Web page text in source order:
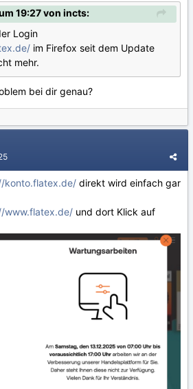
19:27 von incts:
Login
im Firefox seit dem Update
mehr.
bei dir genau?
konto.flatex.de/ direkt wird einfach gar
www.flatex.de/ und dort Klick auf